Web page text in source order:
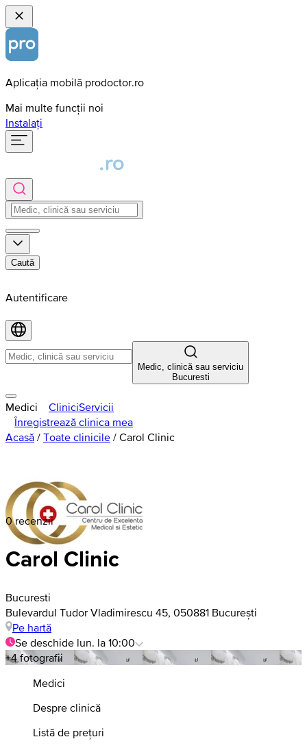
Aplicația mobilă prodoctor.ro
Mai multe funcții noi
Instalați
Caută
Autentificare
Medic, clinică sau serviciu
Bucuresti
Medici CliniciServicii
Înregistrează clinica mea
Acasă / Toate clinicile / Carol Clinic
0 recenzii
Carol Clinic
Bucuresti
Bulevardul Tudor Vladimirescu 45, 050881 București
Pe hartă
Se deschide lun. la 10:00
+4 fotografii
Medici
Despre clinică
Listă de prețuri